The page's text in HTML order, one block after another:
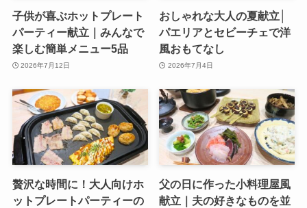
子供が喜ぶホットプレート
パーティー献立｜みんなで
楽しむ簡単メニュー5品
2026年7月12日
おしゃれな大人の夏献立│
パエリアとセビーチェで洋
風おもてなし
2026年7月4日
贅沢な時間に！大人向けホ
ットプレートパーティーの
父の日に作った小料理屋風
献立｜夫の好きなものを並